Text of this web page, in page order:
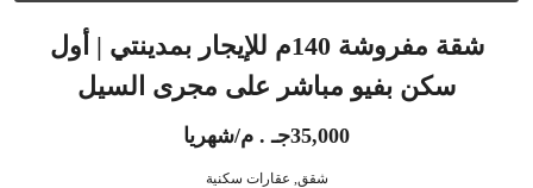
شقة مفروشة 140م للإيجار بمدينتي | أول
سكن بفيو مباشر على مجرى السيل
35,000جـ . م/شهريا
شقق, عقارات سكنية